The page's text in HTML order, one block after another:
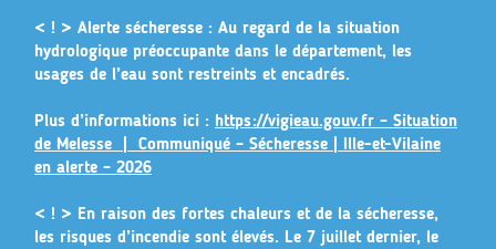
< ! > Alerte sécheresse : Au regard de la situation
hydrologique préoccupante dans le département, les
usages de l’eau sont restreints et encadrés.
Plus d’informations ici : https://vigieau.gouv.fr – Situation
de Melesse | Communiqué – Sécheresse | Ille-et-Vilaine
en alerte – 2026
< ! > En raison des fortes chaleurs et de la sécheresse,
les risques d’incendie sont élevés. Le 7 juillet dernier, le